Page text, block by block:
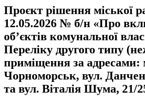
Проєкт рішення міської
12.05.2026 № б/н «Про
об’єктів комунальної
Переліку другого типу
приміщення за адресами:
Чорноморськ, вул.
та вул. Віталія Шума, 21/